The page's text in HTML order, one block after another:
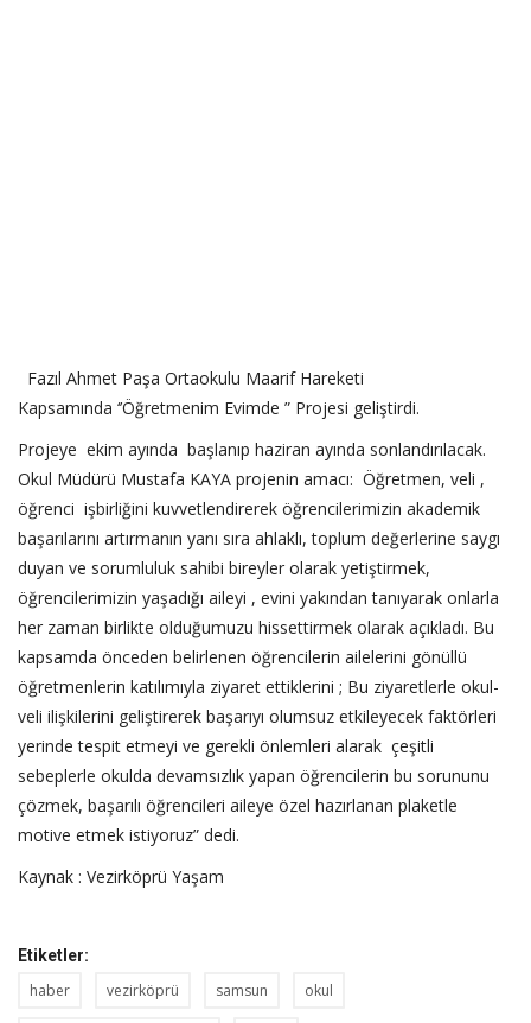
Fazıl Ahmet Paşa Ortaokulu Maarif Hareketi
Kapsamında ‘’Öğretmenim Evimde ” Projesi geliştirdi.
Projeye ekim ayında başlanıp haziran ayında sonlandırılacak.
Okul Müdürü Mustafa KAYA projenin amacı: Öğretmen, veli ,
öğrenci işbirliğini kuvvetlendirerek öğrencilerimizin akademik
başarılarını artırmanın yanı sıra ahlaklı, toplum değerlerine saygı
duyan ve sorumluluk sahibi bireyler olarak yetiştirmek,
öğrencilerimizin yaşadığı aileyi , evini yakından tanıyarak onlarla
her zaman birlikte olduğumuzu hissettirmek olarak açıkladı. Bu
kapsamda önceden belirlenen öğrencilerin ailelerini gönüllü
öğretmenlerin katılımıyla ziyaret ettiklerini ; Bu ziyaretlerle okul-
veli ilişkilerini geliştirerek başarıyı olumsuz etkileyecek faktörleri
yerinde tespit etmeyi ve gerekli önlemleri alarak çeşitli
sebeplerle okulda devamsızlık yapan öğrencilerin bu sorununu
çözmek, başarılı öğrencileri aileye özel hazırlanan plaketle
motive etmek istiyoruz” dedi.
Kaynak : Vezirköprü Yaşam
Etiketler:
haber vezirköprü samsun okul